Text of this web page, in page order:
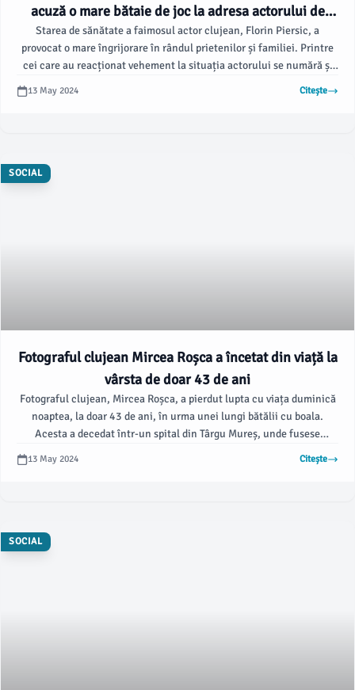
acuză o mare bătaie de joc la adresa actorului de
renume din Cluj
Starea de sănătate a faimosul actor clujean, Florin Piersic, a
provocat o mare îngrijorare în rândul prietenilor și familiei. Printre
cei care au reacționat vehement la situația actorului se numără și
13 May 2024 Citește
SOCIAL
Fotograful clujean Mircea Roșca a încetat din viață la
vârsta de doar 43 de ani
Fotograful clujean, Mircea Roșca, a pierdut lupta cu viața duminică
noaptea, la doar 43 de ani, în urma unei lungi bătălii cu boala.
Acesta a decedat într-un spital din Târgu Mureș, unde fusese
13 May 2024 Citește
SOCIAL